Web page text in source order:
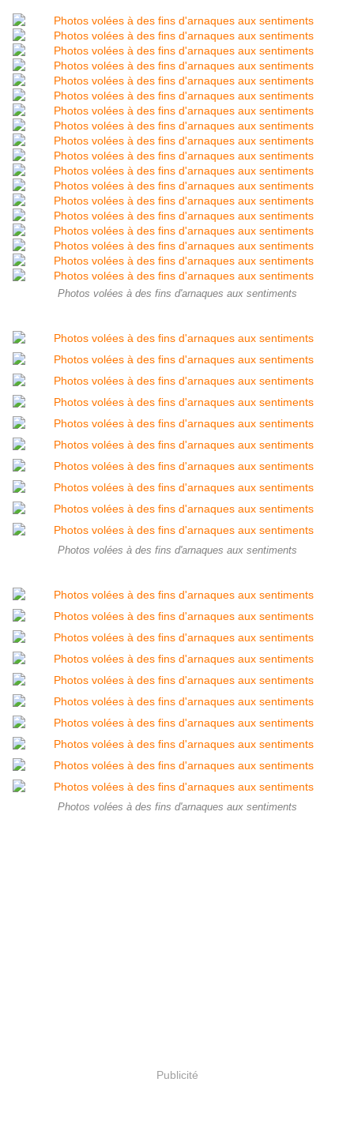
Photos volées à des fins d'arnaques aux sentiments
Photos volées à des fins d'arnaques aux sentiments
Photos volées à des fins d'arnaques aux sentiments
Publicité